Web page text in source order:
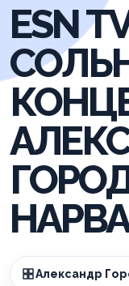
ESN
Александр